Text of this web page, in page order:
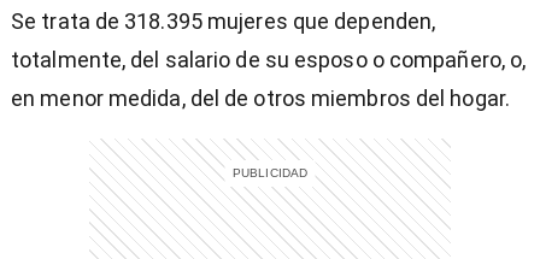
Se trata de 318.395 mujeres que dependen,
totalmente, del salario de su esposo o compañero, o,
en menor medida, del de otros miembros del hogar.